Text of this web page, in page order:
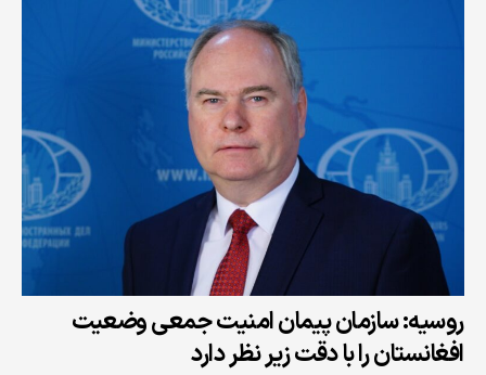
روسیه: سازمان پیمان امنیت جمعی وضعیت
افغانستان را با دقت زیر نظر دارد